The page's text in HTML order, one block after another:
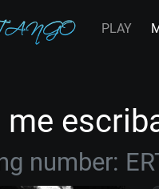
PLAY
me
number: